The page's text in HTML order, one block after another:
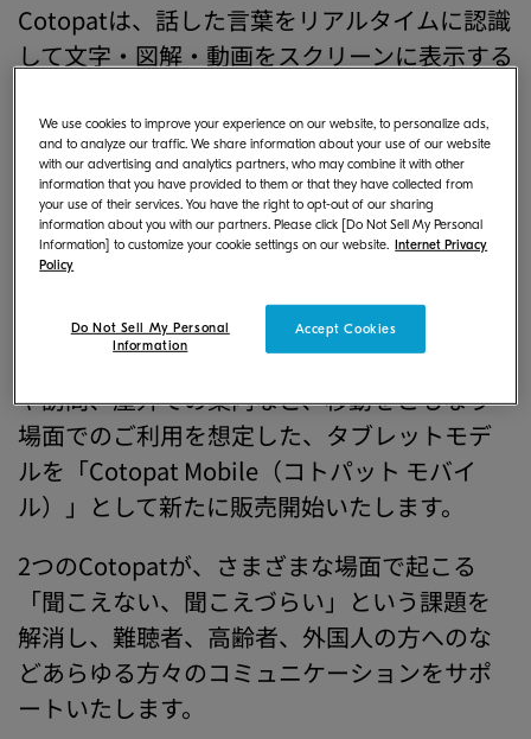
Cotopatは、話した言葉をリアルタイムに認識
して文字・図解・動画をスクリーンに表示する
ュニケーションを円滑にするシステムです。こ
のたびのラインアップ拡充にともない、透明
なアクリル版に表示スクリーンを貼り付けて字
幕を投影する従来モデルを「Cotopat
Screen（コトパット スクリーン）」に名称変
そして、アクリル板が設置できない小さな受付
や訪問、屋外での案内など、移動をともなう
場面でのご利用を想定した、タブレットモデ
ルを「Cotopat Mobile（コトパット モバイ
ル）」として新たに販売開始いたします。
2つのCotopatが、さまざまな場面で起こる
「聞こえない、聞こえづらい」という課題を
解消し、難聴者、高齢者、外国人の方へのな
どあらゆる方々のコミュニケーションをサポ
ートいたします。
We use cookies to improve your experience on our website, to personalize ads,
and to analyze our traffic. We share information about your use of our website
with our advertising and analytics partners, who may combine it with other
information that you have provided to them or that they have collected from
your use of their services. You have the right to opt-out of our sharing
information about you with our partners. Please click [Do Not Sell My Personal
Information] to customize your cookie settings on our website. Internet Privacy
Policy
Accept Cookies
Do Not Sell My Personal
Information